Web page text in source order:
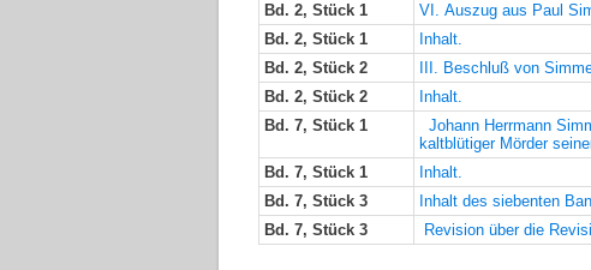
Bd. 2, Stück 1
VI. Auszug aus Paul
Bd. 2, Stück 1
Inhalt.
Bd. 2, Stück 2
III. Beschluß von
Bd. 2, Stück 2
Inhalt.
Bd. 7, Stück 1
Johann Herrmann
kaltblütiger Mörder
Bd. 7, Stück 1
Inhalt.
Bd. 7, Stück 3
Inhalt des siebenten
Bd. 7, Stück 3
Revision über die